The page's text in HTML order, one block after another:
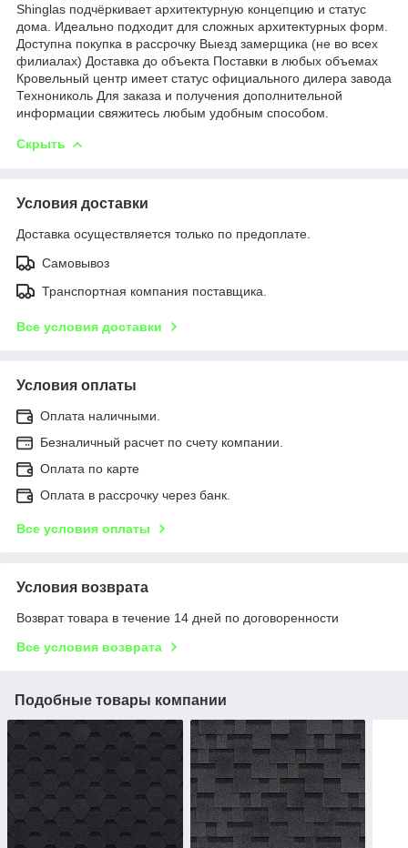
Shinglas подчёркивает архитектурную концепцию и статус
дома. Идеально подходит для сложных архитектурных форм.
Доступна покупка в рассрочку Выезд замерщика (не во всех
филиалах) Доставка до объекта Поставки в любых объемах
Кровельный центр имеет статус официального дилера завода
Технониколь Для заказа и получения дополнительной
информации свяжитесь любым удобным способом.
Скрыть
Условия доставки
Доставка осуществляется только по предоплате.
Самовывоз
Транспортная компания поставщика.
Все условия доставки
Условия оплаты
Оплата наличными.
Безналичный расчет по счету компании.
Оплата по карте
Оплата в рассрочку через банк.
Все условия оплаты
Условия возврата
Возврат товара в течение 14 дней по договоренности
Все условия возврата
Подобные товары компании